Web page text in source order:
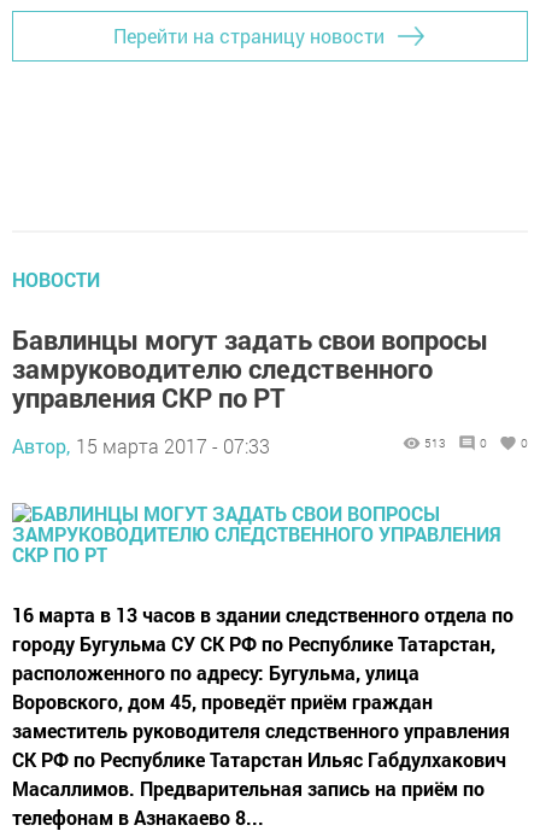
Перейти на страницу новости
НОВОСТИ
Бавлинцы могут задать свои вопросы
замруководителю следственного
управления СКР по РТ
Автор, 15 марта 2017 - 07:33 513 0 0
16 марта в 13 часов в здании следственного отдела по
городу Бугульма СУ СК РФ по Республике Татарстан,
расположенного по адресу: Бугульма, улица
Воровского, дом 45, проведёт приём граждан
заместитель руководителя следственного управления
СК РФ по Республике Татарстан Ильяс Габдулхакович
Масаллимов. Предварительная запись на приём по
телефонам в Азнакаево 8...